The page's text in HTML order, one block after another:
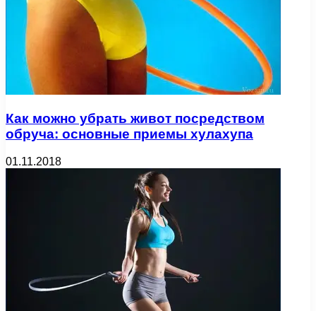
Как можно убрать живот посредством
обруча: основные приемы хулахупа
01.11.2018